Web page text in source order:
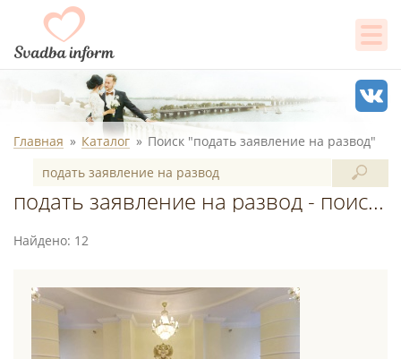
Главная Каталог Поиск "подать заявление на развод"
подать заявление на развод - поиск в каталоге
Найдено: 12